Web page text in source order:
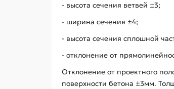
- высота сечения ветвей ±3;
- ширина сечения ±4;
- высота сечения сплошной
- отклонение от
Отклонение от проектного
поверхности бетона ±3мм.